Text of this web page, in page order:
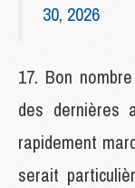
30, 2026
17. Bon
des dernières
rapidement
serait